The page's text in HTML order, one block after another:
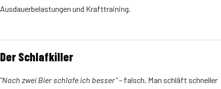
Ausdauerbelastungen und Krafttraining.
Der Schlafkiller
"Nach zwei Bier schlafe ich besser"– falsch. Man schläft schneller